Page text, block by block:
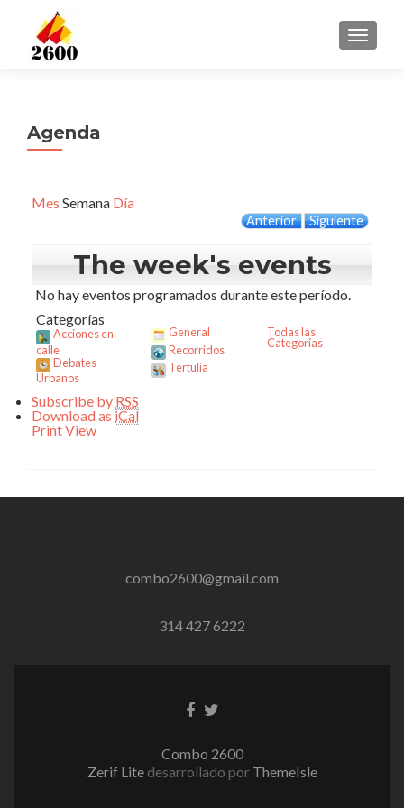
Agenda
Mes Semana Día
Anterior Siguiente
The week's events
No hay eventos programados durante este período.
Categorías
Acciones en
calle
Debates
Urbanos
General
Recorridos
Tertulia
Todas las
Categorías
Subscribe by RSS
Download as iCal
PrintView
combo2600@gmail.com
314 427 6222
EnlaceEnlace
Combo 2600
Zerif Lite desarrollado por ThemeIsle